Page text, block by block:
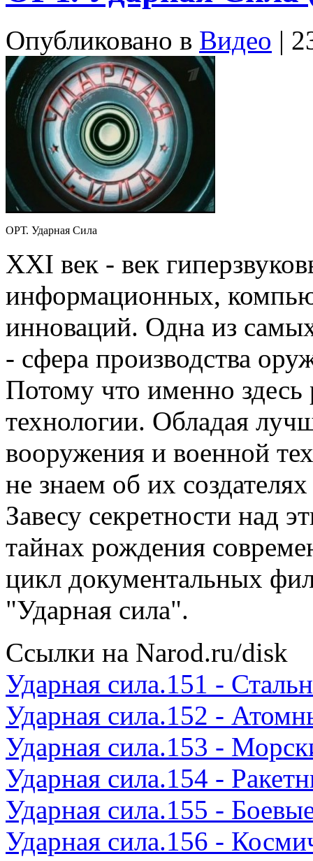
Опубликовано в Видео |
ОРТ. Ударная Сила
ХХI век - век
информационных,
инноваций. Одна из
- сфера производства
Потому что именно
технологии. Обладая
вооружения и военной
не знаем об их
Завесу секретности над
тайнах рождения
цикл документальных
"Ударная сила".
Ссылки на Narod.ru/disk
Ударная сила.151 -
Ударная сила.152 -
Ударная сила.153 -
Ударная сила.154 -
Ударная сила.155 -
Ударная сила.156 -